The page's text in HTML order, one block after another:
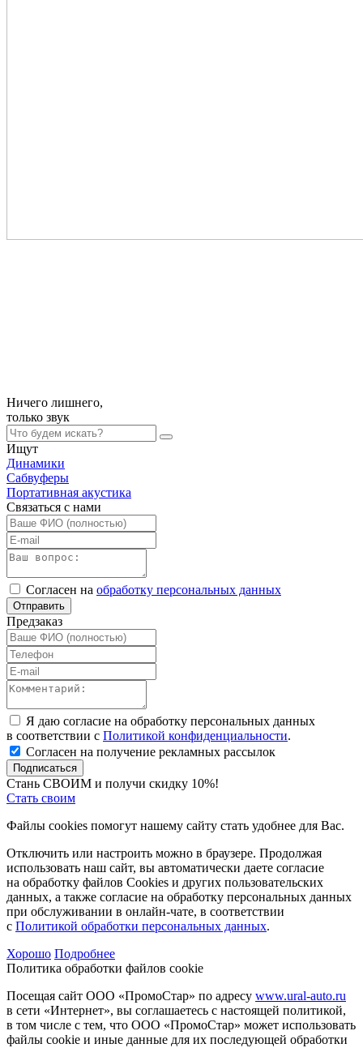
Ничего лишнего,
только звук
Ищут
Динамики
Сабвуферы
Портативная акустика
Связаться с нами
Согласен на обработку персональных данных
Отправить
Предзаказ
Я даю согласие на обработку персональных данных
в соответствии с Политикой конфиденциальности.
Согласен на получение рекламных рассылок
Подписаться
Стань СВОИМ и получи скидку 10%!
Стать своим
Файлы cookies помогут нашему сайту стать удобнее для Вас.
Отключить или настроить можно в браузере. Продолжая
использовать наш сайт, вы автоматически даете согласие
на обработку файлов Cookies и других пользовательских
данных, а также согласие на обработку персональных данных
при обслуживании в онлайн-чате, в соответствии
с Политикой обработки персональных данных.
Хорошо Подробнее
Политика обработки файлов cookie
Посещая сайт ООО «ПромоСтар» по адресу www.ural-auto.ru
в сети «Интернет», вы соглашаетесь с настоящей политикой,
в том числе с тем, что ООО «ПромоСтар» может использовать
файлы cookie и иные данные для их последующей обработки